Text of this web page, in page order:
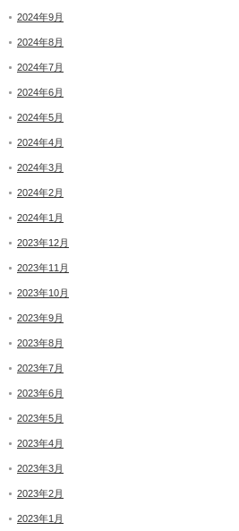
2024年9月
2024年8月
2024年7月
2024年6月
2024年5月
2024年4月
2024年3月
2024年2月
2024年1月
2023年12月
2023年11月
2023年10月
2023年9月
2023年8月
2023年7月
2023年6月
2023年5月
2023年4月
2023年3月
2023年2月
2023年1月